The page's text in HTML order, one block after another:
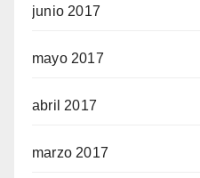
junio 2017
mayo 2017
abril 2017
marzo 2017